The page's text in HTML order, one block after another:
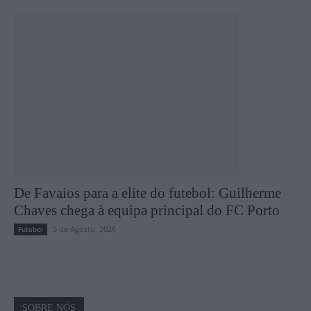
De Favaios para a elite do futebol: Guilherme
Chaves chega à equipa principal do FC Porto
Futebol 5 de Agosto, 2026
SOBRE NÓS